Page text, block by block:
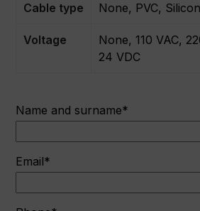
Cable type None, PVC,
Voltage
None, 110 VAC,
24 VDC
Name and surname*
Email*